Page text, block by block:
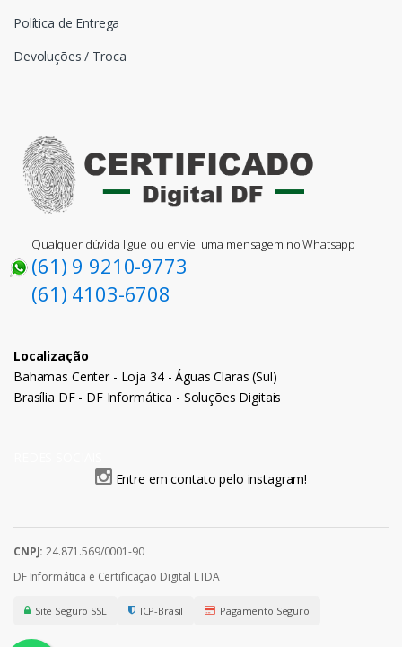
Política de Entrega
Devoluções / Troca
Qualquer dúvida ligue ou enviei uma mensagem no Whatsapp
(61) 9 9210-9773
(61) 4103-6708
Localização
Bahamas Center - Loja 34 - Águas Claras (Sul)
Brasília DF - DF Informática - Soluções Digitais
Entre em contato pelo instagram!
CNPJ: 24.871.569/0001-90
DF Informática e Certificação Digital LTDA
Site Seguro SSL ICP-Brasil Pagamento Seguro